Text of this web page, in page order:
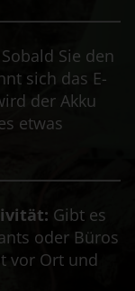
Sie den
sich das E-
der Akku
etwas
Gibt es
oder Büros
vor Ort und